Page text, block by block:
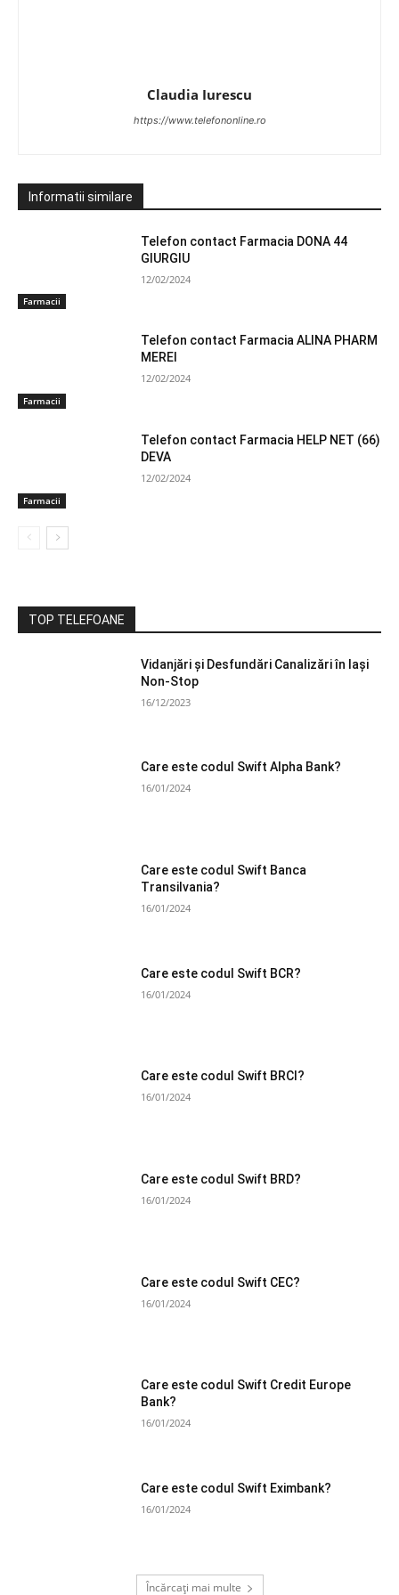
Claudia Iurescu
https://www.telefononline.ro
Informatii similare
Farmacii
Telefon contact Farmacia DONA 44
GIURGIU
12/02/2024
Farmacii
Telefon contact Farmacia ALINA PHARM
MEREI
12/02/2024
Farmacii
Telefon contact Farmacia HELP NET (66)
DEVA
12/02/2024
TOP TELEFOANE
Vidanjări și Desfundări Canalizări în Iași
Non-Stop
16/12/2023
Care este codul Swift Alpha Bank?
16/01/2024
Care este codul Swift Banca
Transilvania?
16/01/2024
Care este codul Swift BCR?
16/01/2024
Care este codul Swift BRCI?
16/01/2024
Care este codul Swift BRD?
16/01/2024
Care este codul Swift CEC?
16/01/2024
Care este codul Swift Credit Europe
Bank?
16/01/2024
Care este codul Swift Eximbank?
16/01/2024
Încărcați mai multe